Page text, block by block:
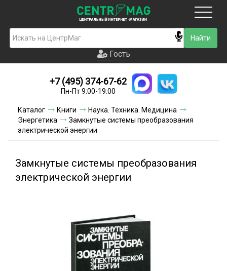
Гость
Новинки
Условия доставки
Условия оплаты
Акции и скидки
Гость
+7 (495) 374-67-62
Пн-Пт 9:00-19:00
Каталог Книги
Наука. Техника. Медицина
Энергетика
Замкнутые системы преобразования
электрической энергии
Замкнутые системы преобразования
электрической энергии